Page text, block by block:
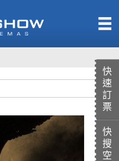
快
速
訂
票
快
搜
空
影城餐飲
UNICORN